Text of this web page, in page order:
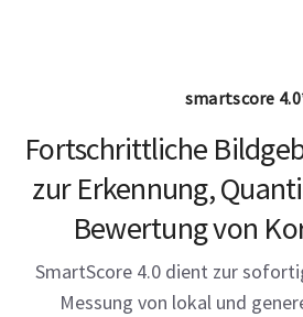
smartscore
Fortschrittliche
zur Erkennung,
Bewertung von
SmartScore 4.0 dient zur
Messung von lokal und